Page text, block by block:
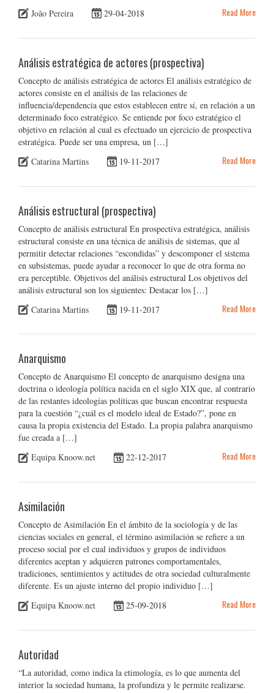
João Pereira
29-04-2018 Read More
Análisis estratégica de actores (prospectiva)
Concepto de análisis estratégica de actores El análisis estratégico de
actores consiste en el análisis de las relaciones de
influencia/dependencia que estos establecen entre sí, en relación a un
determinado foco estratégico. Se entiende por foco estratégico el
objetivo en relación al cual es efectuado un ejercicio de prospectiva
estratégica. Puede ser una empresa, un […]
Catarina Martins
19-11-2017 Read More
Análisis estructural (prospectiva)
Concepto de análisis estructural En prospectiva estratégica, análisis
estructural consiste en una técnica de análisis de sistemas, que al
permitir detectar relaciones “escondidas” y descomponer el sistema
en subsistemas, puede ayudar a reconocer lo que de otra forma no
era perceptible. Objetivos del análisis estructural Los objetivos del
análisis estructural son los siguientes: Destacar los […]
Catarina Martins
19-11-2017 Read More
Anarquismo
Concepto de Anarquismo El concepto de anarquismo designa una
doctrina o ideología política nacida en el siglo XIX que, al contrario
de las restantes ideologías políticas que buscan encontrar respuesta
para la cuestión “¿cuál es el modelo ideal de Estado?”, pone en
causa la propia existencia del Estado. La propia palabra anarquismo
fue creada a […]
Equipa Knoow.net
22-12-2017 Read More
Asimilación
Concepto de Asimilación En el ámbito de la sociología y de las
ciencias sociales en general, el término asimilación se refiere a un
proceso social por el cual individuos y grupos de individuos
diferentes aceptan y adquieren patrones comportamentales,
tradiciones, sentimientos y actitudes de otra sociedad culturalmente
diferente. Es un ajuste interno del propio individuo […]
Equipa Knoow.net
25-09-2018 Read More
Autoridad
“La autoridad, como indica la etimología, es lo que aumenta del
interior la sociedad humana, la profundiza y le permite realizarse.